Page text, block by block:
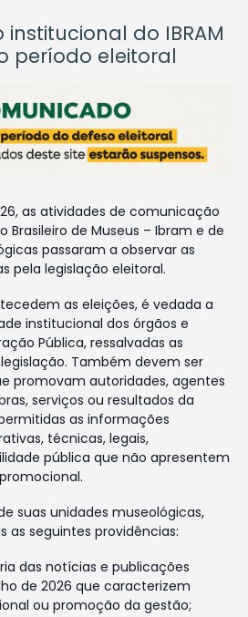
do IBRAM
período eleitoral
as atividades de comunicação
de Museus – Ibram e de
passaram a observar as
pela legislação eleitoral.
as eleições, é vedada a
institucional dos órgãos e
Pública, ressalvadas as
Também devem ser
promovam autoridades, agentes
serviços ou resultados da
as informações
técnicas, legais,
pública que não apresentem
suas unidades museológicas,
as seguintes providências:
das notícias e publicações
de 2026 que caracterizem
ou promoção da gestão;